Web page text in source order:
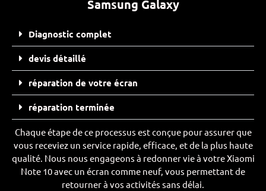
Samsung Galaxy
Diagnostic complet
devis détaillé
réparation de votre écran
réparation terminée
Chaque étape de ce processus est conçue pour assurer que
vous receviez un service rapide, efficace, et de la plus haute
qualité. Nous nous engageons à redonner vie à votre Xiaomi
Note 10 avec un écran comme neuf, vous permettant de
retourner à vos activités sans délai.